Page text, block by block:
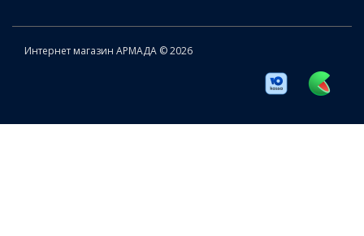
Интернет магазин АРМАДА © 2026